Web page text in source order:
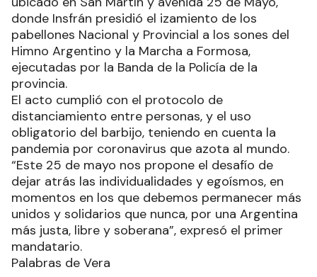
donde Insfrán presidió el izamiento de los
pabellones Nacional y Provincial a los sones del
Himno Argentino y la Marcha a Formosa,
ejecutadas por la Banda de la Policía de la
provincia.
El acto cumplió con el protocolo de
distanciamiento entre personas, y el uso
obligatorio del barbijo, teniendo en cuenta la
pandemia por coronavirus que azota al mundo.
“Este 25 de mayo nos propone el desafío de
dejar atrás las individualidades y egoísmos, en
momentos en los que debemos permanecer más
unidos y solidarios que nunca, por una Argentina
más justa, libre y soberana”, expresó el primer
mandatario.
Palabras de Vera